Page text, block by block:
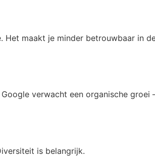
Het maakt je minder betrouwbaar in
verwacht een organische
is belangrijk.